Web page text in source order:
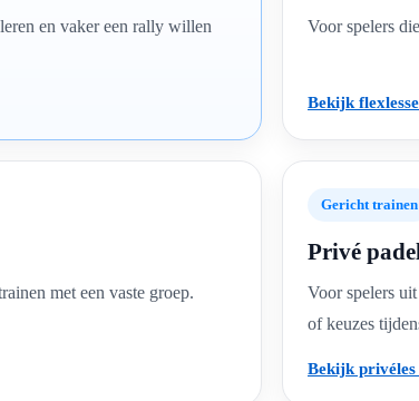
ons padellessen
in omgeving Den
Padel Klein Zwitserland
en vaker een rally willen
Voor spelers
Bekijk
met een vaste groep.
Gericht trainen
Privé
Voor spelers
of keuzes
Bekijk